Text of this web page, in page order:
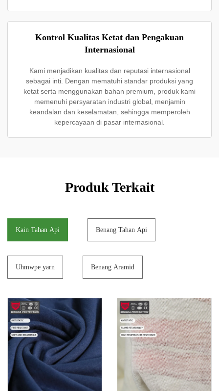
Kontrol Kualitas Ketat dan Pengakuan
Internasional
Kami menjadikan kualitas dan reputasi internasional
sebagai inti. Dengan mematuhi standar produksi yang
ketat serta menggunakan bahan premium, produk kami
memenuhi persyaratan industri global, menjamin
keandalan dan keselamatan, sehingga memperoleh
kepercayaan di pasar internasional.
Produk Terkait
Kain Tahan Api Benang Tahan Api
Uhmwpe yarn Benang Aramid